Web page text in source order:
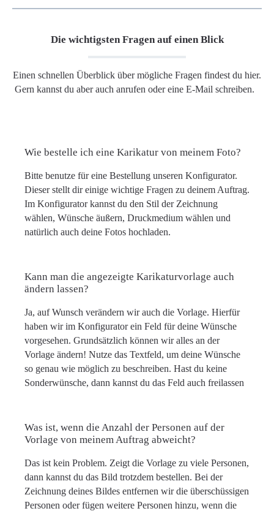
Die wichtigsten Fragen auf einen Blick
Einen schnellen Überblick über mögliche Fragen findest du hier.
Gern kannst du aber auch anrufen oder eine E-Mail schreiben.
Wie bestelle ich eine Karikatur von meinem Foto?
Bitte benutze für eine Bestellung unseren Konfigurator.
Dieser stellt dir einige wichtige Fragen zu deinem Auftrag.
Im Konfigurator kannst du den Stil der Zeichnung
wählen, Wünsche äußern, Druckmedium wählen und
natürlich auch deine Fotos hochladen.
Kann man die angezeigte Karikaturvorlage auch
ändern lassen?
Ja, auf Wunsch verändern wir auch die Vorlage. Hierfür
haben wir im Konfigurator ein Feld für deine Wünsche
vorgesehen. Grundsätzlich können wir alles an der
Vorlage ändern! Nutze das Textfeld, um deine Wünsche
so genau wie möglich zu beschreiben. Hast du keine
Sonderwünsche, dann kannst du das Feld auch freilassen
Was ist, wenn die Anzahl der Personen auf der
Vorlage von meinem Auftrag abweicht?
Das ist kein Problem. Zeigt die Vorlage zu viele Personen,
dann kannst du das Bild trotzdem bestellen. Bei der
Zeichnung deines Bildes entfernen wir die überschüssigen
Personen oder fügen weitere Personen hinzu, wenn die